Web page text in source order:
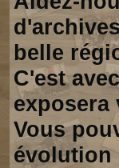
belle
C'est
exposera
Vous
évolution